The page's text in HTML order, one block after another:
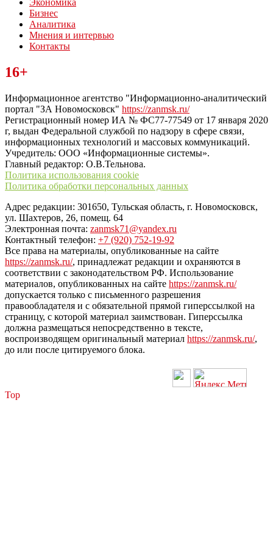
Экономика
Бизнес
Аналитика
Мнения и интервью
Контакты
Читайте последние новости дня в Тульской области на сайте
“ЗаНовомосковск”
16+
Информационное агентство "Информационно-аналитический
портал "ЗА Новомосковск" https://zanmsk.ru/
Регистрационный номер ИА № ФС77-77549 от 17 января 2020
г, выдан Федеральной службой по надзору в сфере связи,
информационных технологий и массовых коммуникаций.
Учредитель: ООО «Информационные системы».
Главный редактор: О.В.Тельнова.
Политика использования cookie
Политика обработки персональных данных
Адрес редакции: 301650, Тульская область, г. Новомосковск,
ул. Шахтеров, 26, помещ. 64
Электронная почта: zanmsk71@yandex.ru
Контактный телефон: +7 (920) 752-19-92
Все права на материалы, опубликованные на сайте
https://zanmsk.ru/, принадлежат редакции и охраняются в
соответствии с законодательством РФ. Использование
материалов, опубликованных на сайте https://zanmsk.ru/
допускается только с письменного разрешения
правообладателя и с обязательной прямой гиперссылкой на
страницу, с которой материал заимствован. Гиперссылка
должна размещаться непосредственно в тексте,
воспроизводящем оригинальный материал https://zanmsk.ru/,
до или после цитируемого блока.
Top